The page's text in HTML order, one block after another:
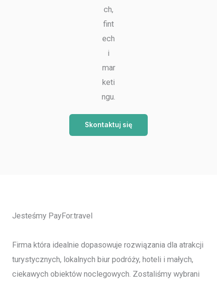
ch,
fint
ech
i
mar
keti
ngu.
Skontaktuj się
Jesteśmy PayFor.travel
Firma która idealnie dopasowuje rozwiązania dla atrakcji
turystycznych, lokalnych biur podróży, hoteli i małych,
ciekawych obiektów noclegowych. Zostaliśmy wybrani